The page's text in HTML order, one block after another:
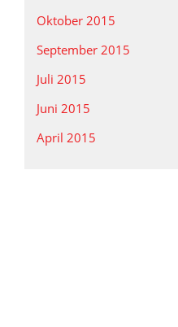
Oktober 2015
September 2015
Juli 2015
Juni 2015
April 2015